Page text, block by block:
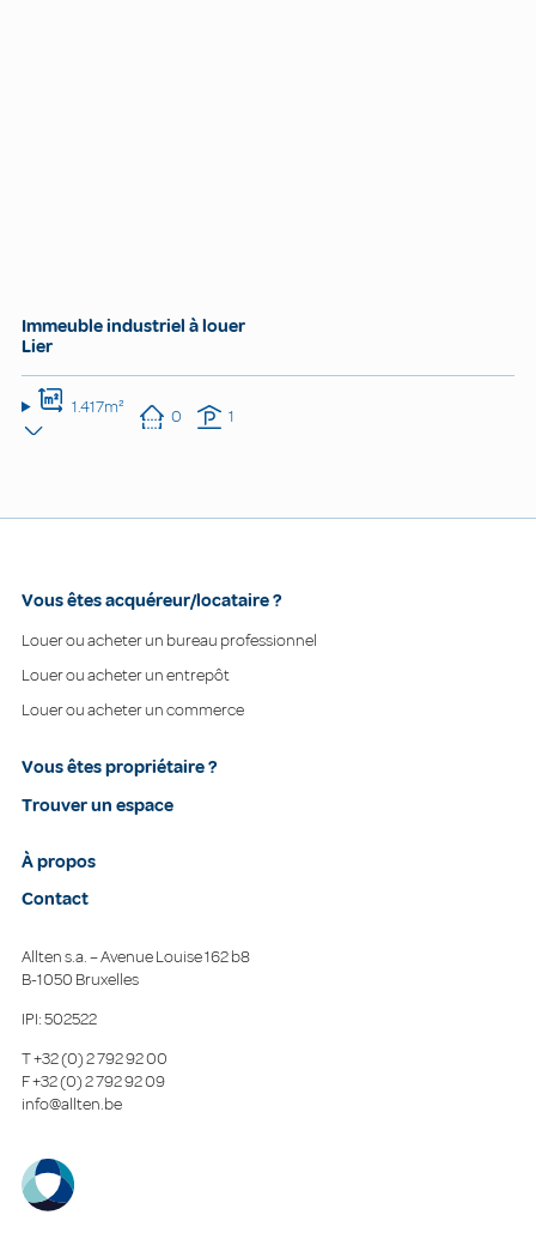
Immeuble industriel à louer
Lier
1.417m² 0 1
Vous êtes acquéreur/locataire ?
Louer ou acheter un bureau professionnel
Louer ou acheter un entrepôt
Louer ou acheter un commerce
Vous êtes propriétaire ?
Trouver un espace
À propos
Contact
Allten s.a. – Avenue Louise 162 b8
B-1050 Bruxelles
IPI: 502522
T+32 (0) 2 792 92 00
F+32 (0) 2 792 92 09
info@allten.be